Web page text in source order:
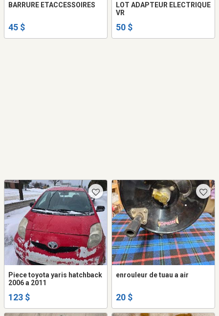
BARRURE ETACCESSOIRES
45 $
LOT ADAPTEUR ELECTRIQUE
VR
50 $
Piece toyota yaris hatchback
2006 a 2011
123 $
enrouleur de tuau a air
20 $